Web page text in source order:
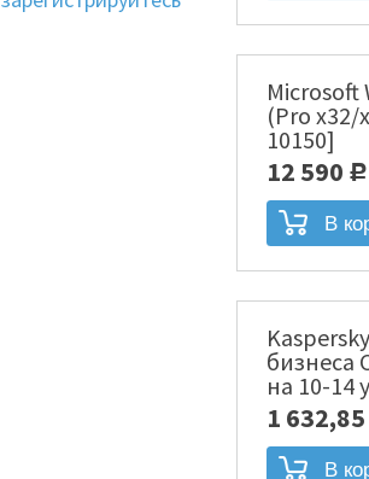
Microsoft
(Pro x32/
10150]
12 590 Р
бизнеса
на 10-14
лицензия
1 632,85